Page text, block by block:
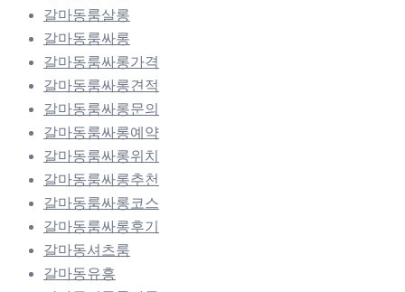
갈마동룸살롱
갈마동룸싸롱
갈마동룸싸롱가격
갈마동룸싸롱견적
갈마동룸싸롱문의
갈마동룸싸롱예약
갈마동룸싸롱위치
갈마동룸싸롱추천
갈마동룸싸롱코스
갈마동룸싸롱후기
갈마동셔츠룸
갈마동유흥